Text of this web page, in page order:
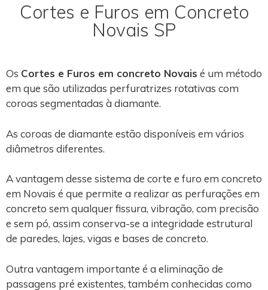
Cortes e Furos em Concreto
Novais SP
Os Cortes e Furos em concreto Novais é um método
em que são utilizadas perfuratrizes rotativas com
coroas segmentadas à diamante.
As coroas de diamante estão disponíveis em vários
diâmetros diferentes.
A vantagem desse sistema de corte e furo em concreto
em Novais é que permite a realizar as perfurações em
concreto sem qualquer fissura, vibração, com precisão
e sem pó, assim conserva-se a integridade estrutural
de paredes, lajes, vigas e bases de concreto.
Outra vantagem importante é a eliminação de
passagens pré existentes, também conhecidas como